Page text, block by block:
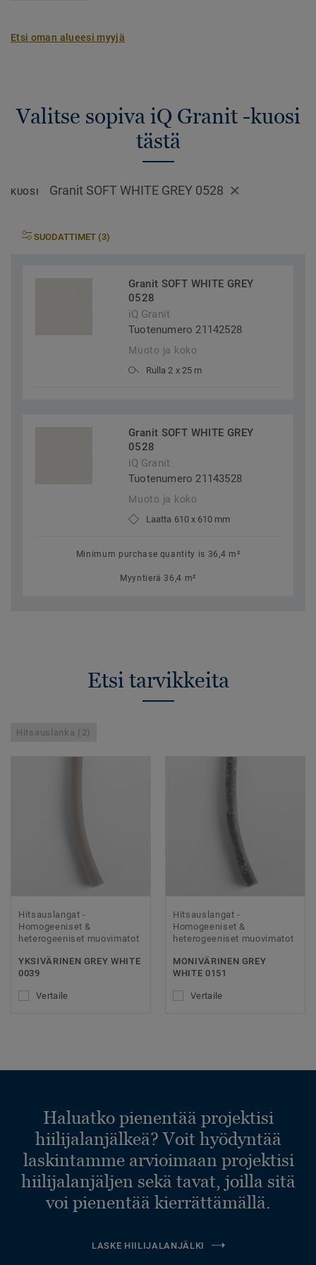
Etsi oman alueesi myyjä
Valitse sopiva iQ Granit -kuosi
tästä
KUOSI Granit SOFT WHITE GREY 0528
SUODATTIMET (3)
Granit SOFT WHITE GREY
0528
iQ Granit
Tuotenumero 21142528
Muoto ja koko
Rulla 2 x 25 m
Granit SOFT WHITE GREY
0528
iQ Granit
Tuotenumero 21143528
Muoto ja koko
Laatta 610 x 610 mm
Minimum purchase quantity is 36,4 m²
Myyntierä 36,4 m²
Etsi tarvikkeita
Hitsauslanka (2)
Hitsauslangat -
Homogeeniset &
heterogeeniset muovimatot
YKSIVÄRINEN GREY WHITE
0039
Vertaile
Hitsauslangat -
Homogeeniset &
heterogeeniset muovimatot
MONIVÄRINEN GREY
WHITE 0151
Vertaile
Haluatko pienentää projektisi
hiilijalanjälkeä? Voit hyödyntää
laskintamme arvioimaan projektisi
hiilijalanjäljen sekä tavat, joilla sitä
voi pienentää kierrättämällä.
LASKE HIILIJALANJÄLKI